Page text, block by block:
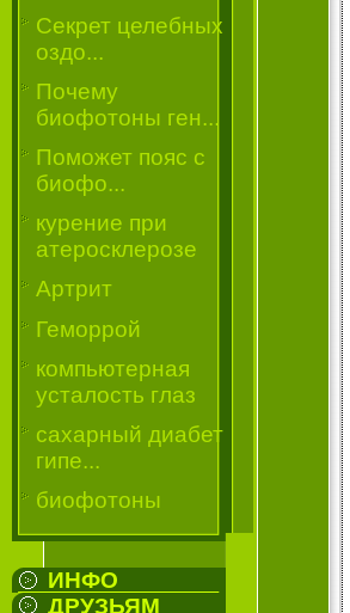
Секрет целебных
оздо...
Почему
биофотоны ген...
Поможет пояс с
биофо...
курение при
атеросклерозе
Артрит
Геморрой
компьютерная
усталость глаз
сахарный диабет
гипе...
биофотоны
ИНФО
ДРУЗЬЯМ